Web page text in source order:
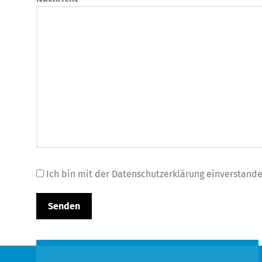
Ich bin mit der Datenschutzerklärung